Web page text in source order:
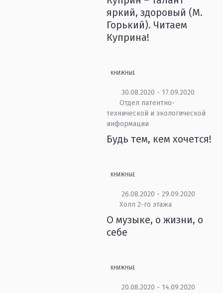
яркий, здоровый (М.
Горький). Читаем
Куприна!
КНИЖНЫЕ
30.08.2020 - 17.09.2020
Отдел патентно-
технической и экологической
информации
Будь тем, кем хочется!
КНИЖНЫЕ
26.08.2020 - 29.09.2020
Холл 2-го этажа
О музыке, о жизни, о
себе
КНИЖНЫЕ
20.08.2020 - 14.09.2020